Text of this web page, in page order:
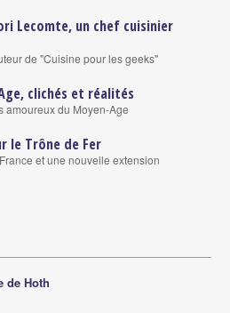
Lecomte, un chef cuisinier
de "Cuisine pour les geeks"
clichés et réalités
amoureux du Moyen-Age
le Trône de Fer
et une nouvelle extension
de Hoth